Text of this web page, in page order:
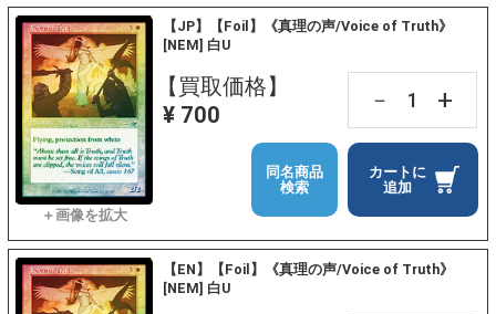
【JP】【Foil】《真理の声/Voice of Truth》
[NEM] 白U
【買取価格】
¥ 700
－ +
カートに
追加
同名商品
検索
【EN】【Foil】《真理の声/Voice of Truth》
[NEM] 白U